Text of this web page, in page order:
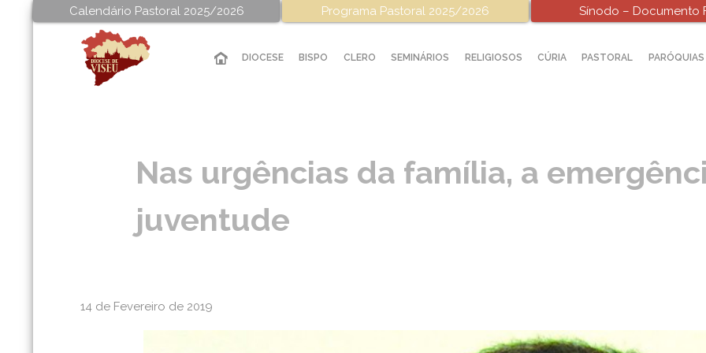
Calendário Pastoral 2025/2026 Programa Pastoral 2025/2026 Sínodo – Documento
DIOCESE BISPO CLERO SEMINÁRIOS RELIGIOSOS CÚRIA PASTORAL PARÓQUIAS
Nas urgências da família, a
juventude
14 de Fevereiro de 2019